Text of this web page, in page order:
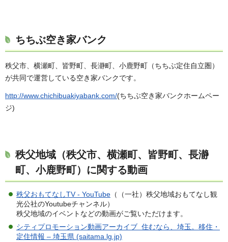
ちちぶ空き家バンク
秩父市、横瀬町、皆野町、長瀞町、小鹿野町（ちちぶ定住自立圏）
が共同で運営している空き家バンクです。
http://www.chichibuakiyabank.com/(ちちぶ空き家バンクホームペー
ジ)
秩父地域（秩父市、横瀬町、皆野町、長瀞
町、小鹿野町）に関する動画
秩父おもてなしTV - YouTube （（一社）秩父地域おもてなし観
光公社のYoutubeチャンネル）
秩父地域のイベントなどの動画がご覧いただけます。
シティプロモーション動画アーカイブ 住むなら、埼玉。移住・
定住情報 – 埼玉県 (saitama.lg.jp)